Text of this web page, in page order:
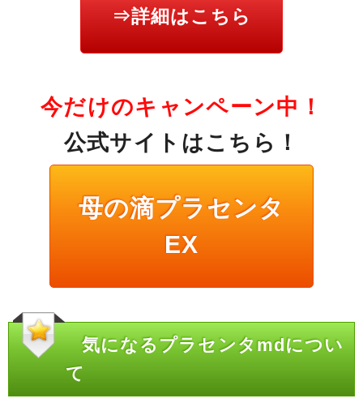
⇒詳細はこちら
今だけのキャンペーン中！
公式サイトはこちら！
母の滴プラセンタ
EX
気になるプラセンタmdについ
て